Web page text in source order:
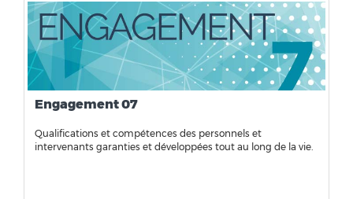
Engagement 07
Qualifications et compétences des personnels et
intervenants garanties et développées tout au long de la vie.